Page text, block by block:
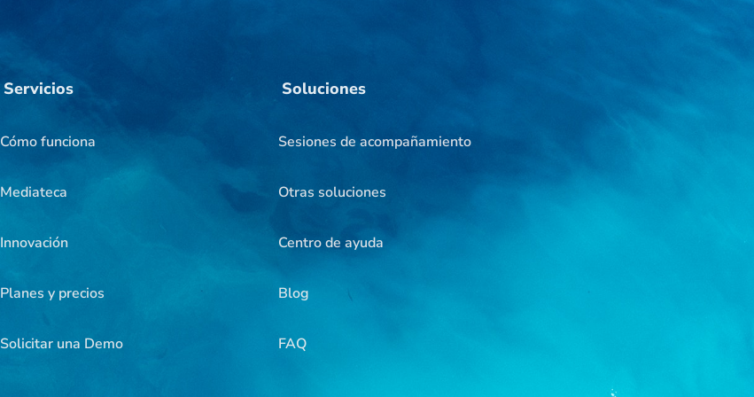
Servicios
Cómo funciona
Mediateca
Innovación
Planes y precios
Solicitar una Demo
Soluciones
Sesiones de acompañamiento
Otras soluciones
Centro de ayuda
Blog
FAQ